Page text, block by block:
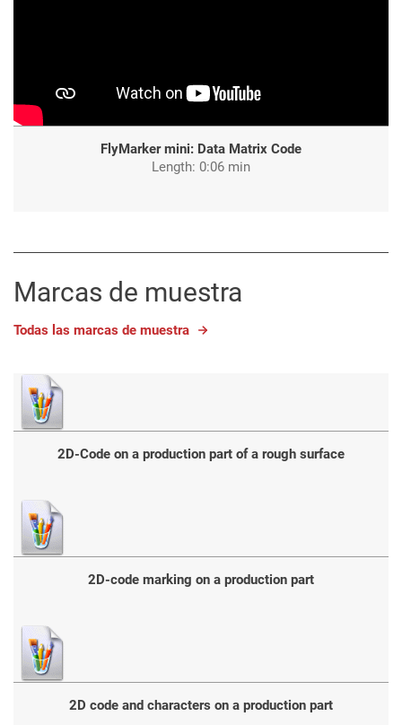
FlyMarker mini: Data Matrix Code
Length: 0:06 min
Marcas de muestra
Todas las marcas de muestra
2D-Code on a production part of a rough surface
2D-code marking on a production part
2D code and characters on a production part